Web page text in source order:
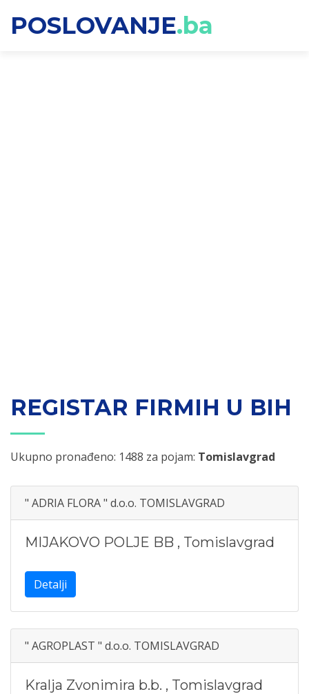
POSLOVANJE.ba
REGISTAR FIRMIH U BIH
Ukupno pronađeno: 1488 za pojam: Tomislavgrad
" ADRIA FLORA " d.o.o. TOMISLAVGRAD
MIJAKOVO POLJE BB , Tomislavgrad
Detalji
" AGROPLAST " d.o.o. TOMISLAVGRAD
Kralja Zvonimira b.b. , Tomislavgrad